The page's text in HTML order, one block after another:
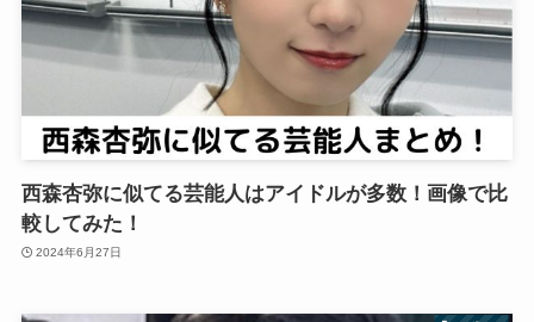
西森杏弥に似てる芸能人はアイドルが多数！画像で比
較してみた！
2024年6月27日